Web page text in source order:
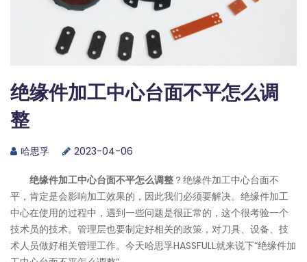
绝缘件加工中心台面不平怎么调
整
哈思孚 2023-04-06
绝缘件加工中心台面不平怎么调整 ？绝缘件加工中心台面不
平，肯定是会影响加工效果的，因此我们必须要解决。绝缘件加工
中心在使用的过程中，遇到一些问题是很正常的，这个很考验一个
技术员的技术。管理层也要制定好相关的政策，对刀具、设备、技
术人员做好相关管理工作。今天哈思孚HASSFULL就来说下“绝缘件加